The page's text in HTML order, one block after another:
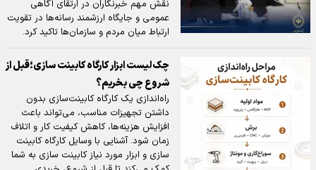
نقش مهم خبرنگاران در ارتقای آگاهی
عمومی و جایگاه ارزشمند رسانه‌ها در تقویت
ارتباط میان مردم و سازمان‌ها تاکید کرد.
چک‌لیست ابزار کارگاه کابینت سازی؛قبل از
شروع چی بخریم؟
راه‌اندازی یک کارگاه کابینت‌سازی بدون
داشتن تجهیزات مناسب، می‌تواند باعث
افزایش هزینه‌ها، کاهش کیفیت کار و اتلاف
زمان شود. آشنایی با وسایل کارگاه کابینت
سازی و ابزار مورد نیاز کابینت سازی به شما